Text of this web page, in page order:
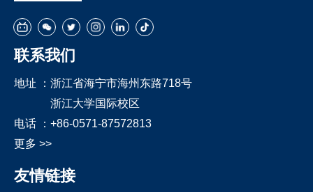
联系我们
地址 ： 浙江省海宁市海州东路718号
浙江大学国际校区
电话 ： +86-0571-87572813
更多 >>
友情链接